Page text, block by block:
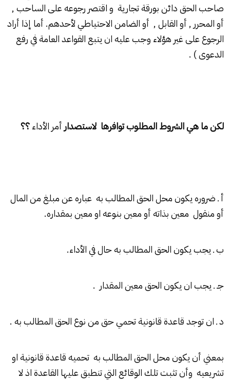
صاحب الحق دائن بورقة تجارية و اقتصر رجوعه على الساحب ,
أو المحرر , أو القابل , أو الضامن الاحتياطي لأحدهم. أما إذا أراد
الرجوع على غير هؤلاء وجب عليه ان يتبع القواعد العامة في رفع
الدعوى ) .
لكن ما هي الشروط المطلوب توافرها لاستصدار أمر الأداء؟؟
أ ـ ضروره يكون محل الحق المطالب به عباره عن مبلغ من المال
أو منقول معين بذاته أو معين بنوعه او معين بمقداره.
ب ـ يجب يكون الحق المطالب به حال في الأداء.
جـ ـ يجب ان يكون الحق معين المقدار .
د ـ ان توجد قاعدة قانونية تحمي حق من نوع الحق المطالب به .
بمعني أن يكون محل الحق المطالب به تحميه قاعدة قانونية او
تشريعيه وأن تثبت تلك الوقائع التي تنطبق عليها القاعدة اذ لا